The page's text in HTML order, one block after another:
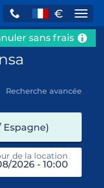
€
sans frais
Recherche avancée
Espagne)
de la location